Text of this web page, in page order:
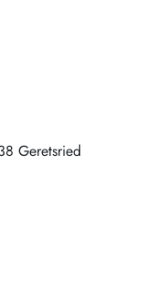
Geretsried